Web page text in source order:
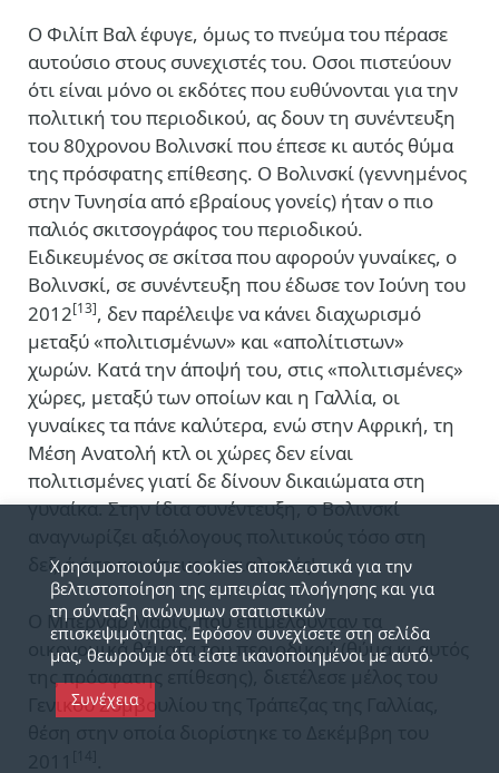
Ο Φιλίπ Βαλ έφυγε, όμως το πνεύμα του πέρασε
αυτούσιο στους συνεχιστές του. Οσοι πιστεύουν
ότι είναι μόνο οι εκδότες που ευθύνονται για την
πολιτική του περιοδικού, ας δουν τη συνέντευξη
του 80χρονου Βολινσκί που έπεσε κι αυτός θύμα
της πρόσφατης επίθεσης. Ο Βολινσκί (γεννημένος
στην Τυνησία από εβραίους γονείς) ήταν ο πιο
παλιός σκιτσογράφος του περιοδικού.
Ειδικευμένος σε σκίτσα που αφορούν γυναίκες, ο
Βολινσκί, σε συνέντευξη που έδωσε τον Ιούνη του
2012[13], δεν παρέλειψε να κάνει διαχωρισμό
μεταξύ «πολιτισμένων» και «απολίτιστων»
χωρών. Κατά την άποψή του, στις «πολιτισμένες»
χώρες, μεταξύ των οποίων και η Γαλλία, οι
γυναίκες τα πάνε καλύτερα, ενώ στην Αφρική, τη
Μέση Ανατολή κτλ οι χώρες δεν είναι
πολιτισμένες γιατί δε δίνουν δικαιώματα στη
γυναίκα. Στην ίδια συνέντευξη, ο Βολινσκί
δεξιά όσο και στους σοσιαλιστές!
Ο Μπερνάρ Μαρίς, που επιμελούνταν τα
οικονομικά θέματα του περιοδικού (θύμα κι αυτός
της πρόσφατης επίθεσης), διετέλεσε μέλος του
Γενικού Συμβουλίου της Τράπεζας της Γαλλίας,
Χρησιμοποιούμε cookies αποκλειστικά για την
βελτιστοποίηση της εμπειρίας πλοήγησης και για
τη σύνταξη ανώνυμων στατιστικών
επισκεψιμότητας. Εφόσον συνεχίσετε στη σελίδα
μας, θεωρούμε ότι είστε ικανοποιημένοι με αυτό.
Συνέχεια